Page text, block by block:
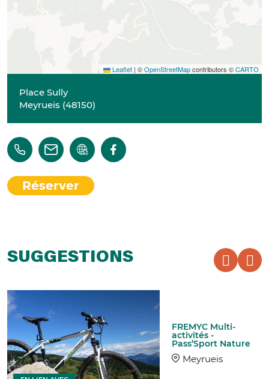
Leaflet | ©OpenStreetMapcontributors ©CARTO
Place Sully
Meyrueis (48150)
Réserver
SUGGESTIONS
FREMYC Multi-
activités -
Pass’Sport Nature
Meyrueis